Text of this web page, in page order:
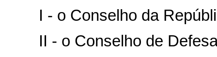
I - o Conselho da
II - o Conselho de Defesa